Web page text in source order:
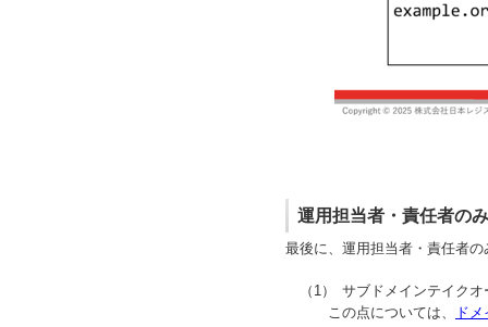
運用担当者・責任者の
最後に、運用担当者・責任者
サブドメインテイク
この点については、
ド